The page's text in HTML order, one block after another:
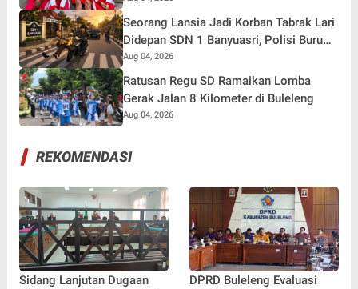
Putih
Seorang Lansia Jadi Korban Tabrak Lari
Didepan SDN 1 Banyuasri, Polisi Buru
Pengendara
Aug 04, 2026
Ratusan Regu SD Ramaikan Lomba
Gerak Jalan 8 Kilometer di Buleleng
Aug 04, 2026
REKOMENDASI
Sidang Lanjutan Dugaan
DPRD Buleleng Evaluasi